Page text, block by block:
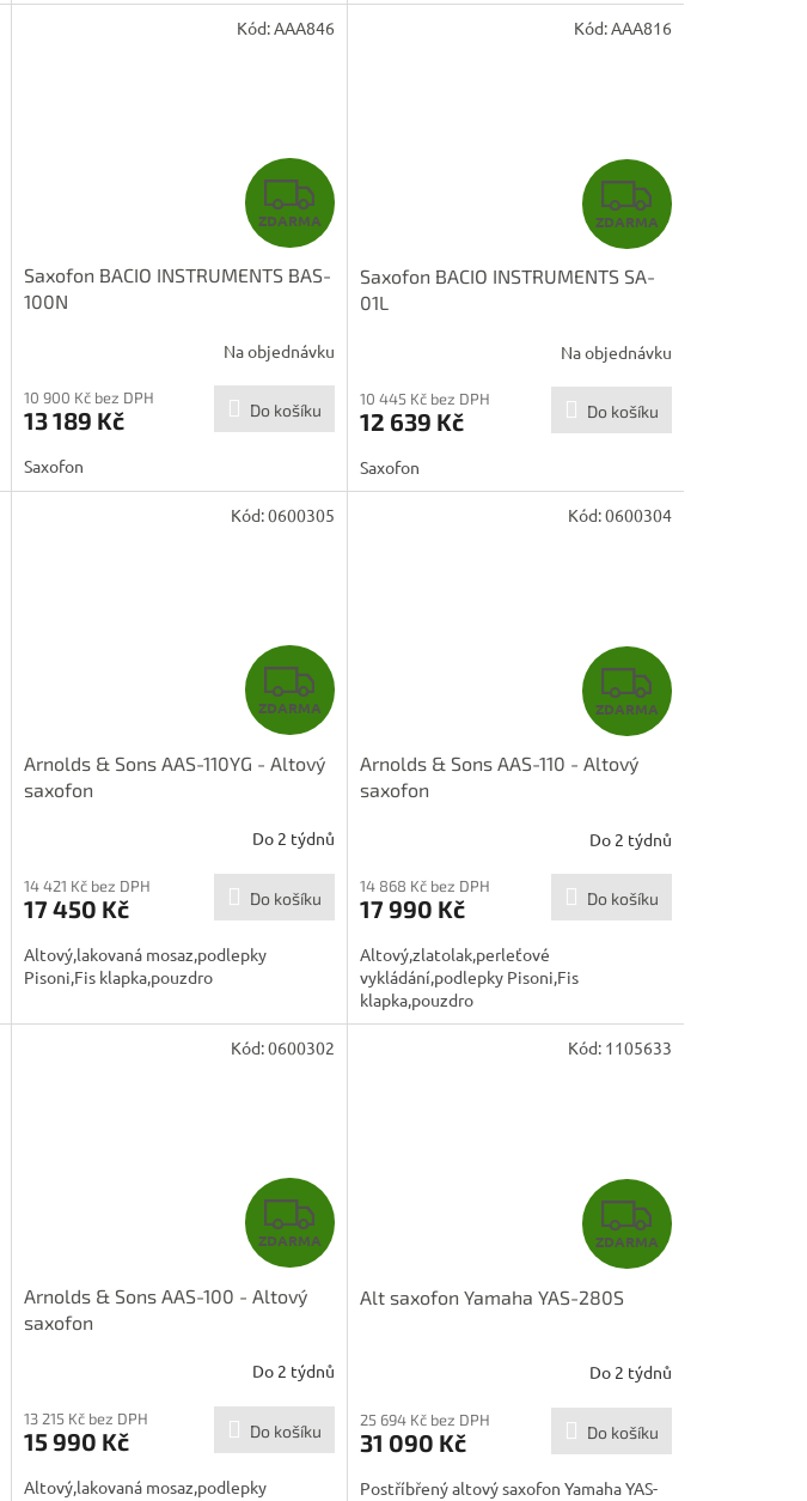
Z
D
A
R
M
A
ZDARMA
Saxofon BACIO INSTRUMENTS BAS-
100N
Na objednávku
10 900 Kč bez DPH
13 189 Kč Do košíku
Saxofon
Kód:AAA846
Z
D
A
R
M
A
ZDARMA
Saxofon BACIO INSTRUMENTS SA-
01L
Na objednávku
10 445 Kč bez DPH
12 639 Kč Do košíku
Saxofon
Kód:AAA816
Z
D
A
R
M
A
ZDARMA
Arnolds & Sons AAS-110YG - Altový
saxofon
Do 2 týdnů
14 421 Kč bez DPH
17 450 Kč Do košíku
Altový,lakovaná mosaz,podlepky
Pisoni,Fis klapka,pouzdro
Kód:0600305
Z
D
R
M
A
ZDARMA
Arnolds & Sons AAS-110 - Altový
saxofon
Do 2 týdnů
14 868 Kč bez DPH
17 990 Kč Do košíku
Altový,zlatolak,perleťové
vykládání,podlepky Pisoni,Fis
klapka,pouzdro
Kód:0600304
Z
D
R
M
A
ZDARMA
Arnolds & Sons AAS-100 - Altový
saxofon
Do 2 týdnů
13 215 Kč bez DPH
15 990 Kč Do košíku
Altový,lakovaná mosaz,podlepky
Kód:0600302
Z
D
R
M
A
ZDARMA
Alt saxofon Yamaha YAS-280S
Do 2 týdnů
25 694 Kč bez DPH
31 090 Kč Do košíku
Postříbřený altový saxofon Yamaha YAS-
Kód: 1105633